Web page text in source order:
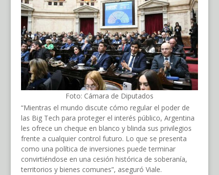
Foto: Cámara de Diputados
“Mientras el mundo discute cómo regular el poder de
las Big Tech para proteger el interés público, Argentina
les ofrece un cheque en blanco y blinda sus privilegios
frente a cualquier control futuro. Lo que se presenta
como una política de inversiones puede terminar
convirtiéndose en una cesión histórica de soberanía,
territorios y bienes comunes”, aseguró Viale.